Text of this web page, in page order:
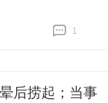
1
后捞起；当事